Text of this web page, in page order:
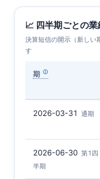
📈 四半期ごとの
決算短信の開示（新しい
す
期
2026-03-31 通期
2026-06-30 第1四
半期